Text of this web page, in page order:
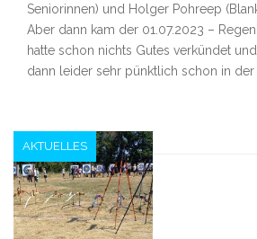
Seniorinnen) und Holger Pohreep
Aber dann kam der 01.07.2023 –
hatte schon nichts Gutes verkündet
dann leider sehr pünktlich schon in der
AKTUELLES